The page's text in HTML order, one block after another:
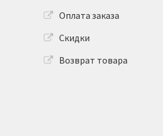
Оплата заказа
Скидки
Возврат товара